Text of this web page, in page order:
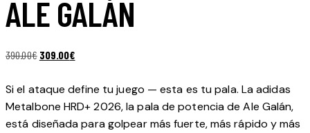
ALE GALÁN
390.00€ El
original
era:
390.00€.
309.00€El
actual
es:
309.00€.
Si el ataque define tu juego — esta es tu pala. La adidas
Metalbone HRD+ 2026, la pala de potencia de Ale Galán,
está diseñada para golpear más fuerte, más rápido y más